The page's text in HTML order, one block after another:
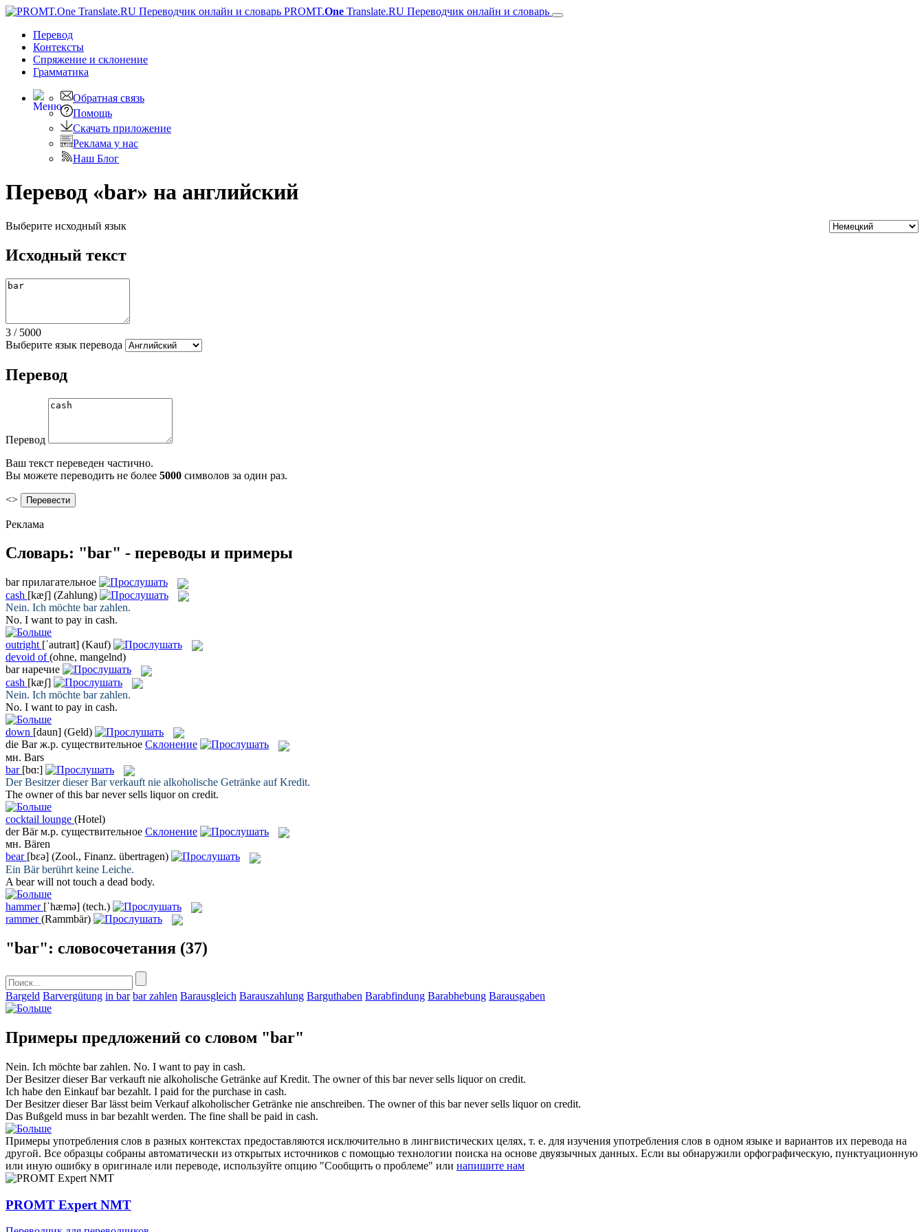
PROMT.One Translate.RU Переводчик онлайн и словарь
Перевод
Контексты
Спряжение и склонение
Грамматика
Обратная связь
Помощь
Скачать приложение
Реклама у нас
Наш Блог
Перевод «bar» на английский
Выберите исходный язык
Исходный текст
3 / 5000
Выберите язык перевода
Перевод
Перевод
Ваш текст переведен частично.
Вы можете переводить не более 5000 символов за один раз.
<>
Реклама
Словарь: "bar" - переводы и примеры
bar прилагательное
cash [kæʃ] (Zahlung)
Nein. Ich möchte barzahlen.
No. I want to pay in cash.
outright [ˈautraɪt] (Kauf)
devoid of (ohne, mangelnd)
bar наречие
cash [kæʃ]
Nein. Ich möchte barzahlen.
No. I want to pay in cash.
down [daun] (Geld)
die Bar ж.р. существительное Склонение
мн. Bars
bar [bɑ:]
Der Besitzer dieserBarverkauft nie alkoholische Getränke auf Kredit.
The owner of this barnever sells liquor on credit.
cocktail lounge (Hotel)
derBär м.р. существительное Склонение
мн. Bären
bear [bɛə] (Zool., Finanz. übertragen)
Ein Bärberührt keine Leiche.
A bearwill not touch a dead body.
hammer [ˈhæmə] (tech.)
rammer (Rammbär)
"bar": словосочетания (37)
Bargeld Barvergütung in bar bar zahlen Barausgleich Barauszahlung Barguthaben Barabfindung Barabhebung Barausgaben
Примеры предложений со словом "bar"
Nein. Ich möchte barzahlen. No. I want to pay in cash.
Der Besitzer dieserBarverkauft nie alkoholische Getränke auf Kredit. The owner of this barnever sells liquor on credit.
Ich habe den Einkaufbarbezahlt. I paid for the purchase in cash.
Der Besitzer dieserBarlässt beim Verkauf alkoholischer Getränke nie anschreiben. The owner of this barnever sells liquor on credit.
Das Bußgeld muss in barbezahlt werden. The fine shall be paid in cash.
Примеры употребления слов в разных контекстах предоставляются исключительно в лингвистических целях, т. е. для изучения употребления слов в одном языке и вариантов их перевода на
другой. Все образцы собраны автоматически из открытых источников с помощью технологии поиска на основе двуязычных данных. Если вы обнаружили орфографическую, пунктуационную
или иную ошибку в оригинале или переводе, используйте опцию "Сообщить о проблеме" или напишите нам
PROMT Expert NMT